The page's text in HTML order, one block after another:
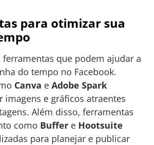
para otimizar sua
ferramentas que podem ajudar a
do tempo no Facebook.
Canva e Adobe Spark
imagens e gráficos atraentes
Além disso, ferramentas
como Buffer e Hootsuite
para planejar e publicar